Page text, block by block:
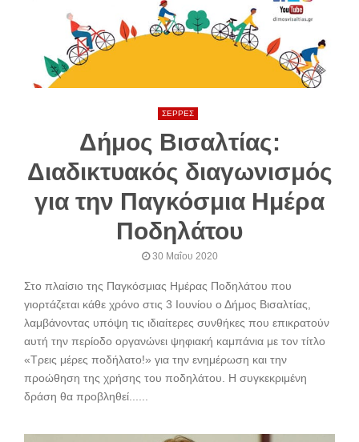
ΣΕΡΡΕΣ
Δήμος Βισαλτίας:
Διαδικτυακός διαγωνισμός
για την Παγκόσμια Ημέρα
Ποδηλάτου
30 Μαΐου 2020
Στο πλαίσιο της Παγκόσμιας Ημέρας Ποδηλάτου που
γιορτάζεται κάθε χρόνο στις 3 Ιουνίου ο Δήμος Βισαλτίας,
λαμβάνοντας υπόψη τις ιδιαίτερες συνθήκες που επικρατούν
αυτή την περίοδο οργανώνει ψηφιακή καμπάνια με τον τίτλο
«Τρεις μέρες ποδήλατο!» για την ενημέρωση και την
προώθηση της χρήσης του ποδηλάτου. Η συγκεκριμένη
δράση θα προβληθεί......